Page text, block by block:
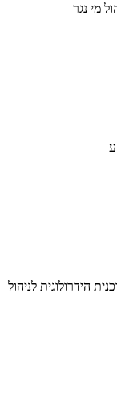
הידרולוגית לניהול